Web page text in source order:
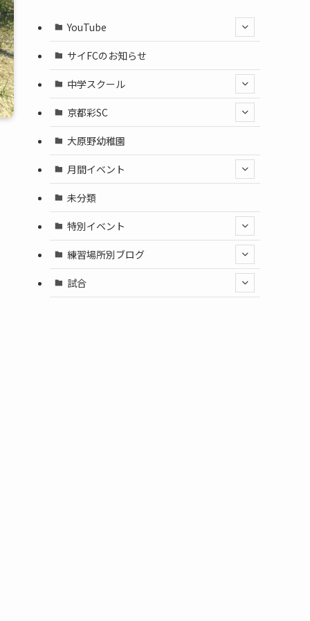
YouTube
サイFCのお知らせ
中学スクール
京都彩SC
大原野幼稚園
月間イベント
未分類
特別イベント
練習場所別ブログ
試合